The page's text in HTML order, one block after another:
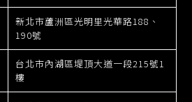
新北市蘆洲區光明里光華路188、
190號
台北市內湖區堤頂大道一段215號1
樓